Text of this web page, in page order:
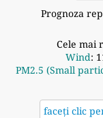
Prognoza
Cele mai
Wind:
PM2.5 (Small
faceți clic